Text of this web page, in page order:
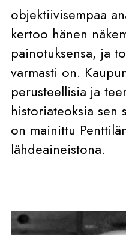
objektiivisempaa
kertoo hänen
painotuksensa, ja
varmasti on.
perusteellisia ja
historiateoksia sen
on mainittu
lähdeaineistona.